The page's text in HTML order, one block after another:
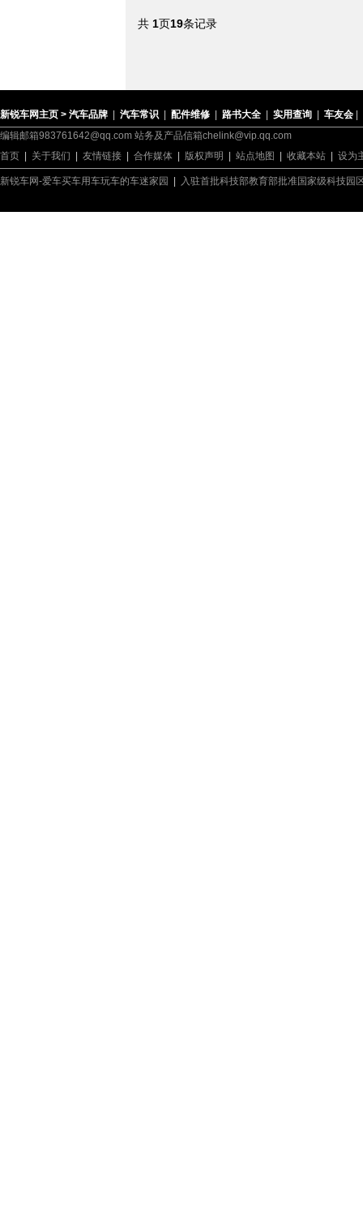
共 1页19条记录
新锐车网主页 > 汽车品牌 汽车常识 配件维修 路书大全 实用查询 车友会
编辑邮箱983761642@qq.com 站务及产品信箱chelink@vip.qq.com
首页
关于我们 友情链接 合作媒体 版权声明 站点地图 收藏本站 设为
新锐车网-爱车买车用车玩车的车迷家园 入驻首批科技部教育部批准国家级科技园